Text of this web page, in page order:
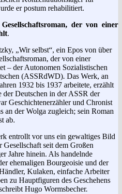
er postum rehabilitiert.
der von einer
.
„Wir selbst“, ein Epos von über
der von einer
– der Autonomen Sozialistischen
(ASSRdWD). Das Werk, an
1932 bis 1937 arbeitete, erzählt
der Deutschen in der ASSR der
Geschichtenerzähler und Chronist
an der Wolga zugleich; sein Roman
ab.
entrollt vor uns ein gewaltiges Bild
Gesellschaft seit dem Großen
Jahre hi­nein. Als handelnde
ehemaligen Bourgeoisie und der
Kulaken, einfache Arbeiter
zu Hauptfiguren des Geschehens
Hugo Wormsbecher.